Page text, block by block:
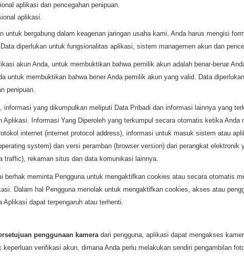
aplikasi dan pencegahan penipuan.
aplikasi.
untuk bergabung dalam keagenan jaringan usaha kami, Anda harus mengisi
diperlukan untuk fungsionalitas aplikasi, sistem managemen akun dan
akun Anda, untuk membuktikan bahwa pemilik akun adalah benar-benar
untuk membuktikan bahwa bener Anda pemilik akun yang valid. Data
penipuan.
informasi yang dikumpulkan meliputi Data Pribadi dan informasi lainnya yang
Aplikasi. Informasi Yang Diperoleh yang terkumpul secara otomatis ketika Anda
internet (internet protocol address), informasi untuk masuk sistem atau
system) dan versi peramban (browser version) dari perangkat elektronik
traffic), rekaman situs dan data komunikasi lainnya.
berhak meminta Pengguna untuk mengaktifkan cookies atau secara otomatis
Dalam hal Pengguna menolak untuk mengaktifkan cookies, akses atau
dapat terpengaruh atau terhenti.
penggunaan kameradari pengguna, aplikasi dapat mengakses
verifikasi akun, dimana Anda perlu melakukan sendiri pengambilan